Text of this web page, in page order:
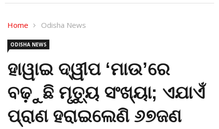
Home Odisha News
ODISHA NEWS
ହାୱାଇ ଦ୍ୱୀପ ‘ମାଉ’ରେ
ବଢ଼ୁଛି ମୃତ୍ୟୁ ସଂଖ୍ୟା; ଏଯାଏଁ
ପ୍ରାଣ ହରାଇଲେଣି ୬୭ଜଣ